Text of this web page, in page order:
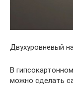
Двухуровневый
В
можно сделать